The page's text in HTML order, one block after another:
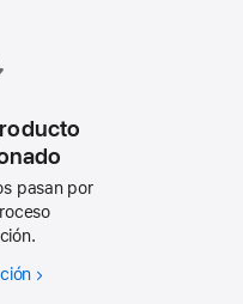
pasan por
Por